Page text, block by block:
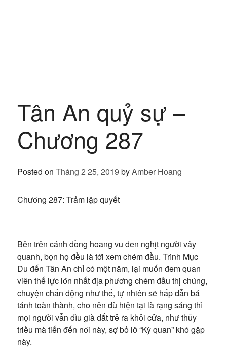
Tân An quỷ sự –
Chương 287
Posted on Tháng 2 25, 2019 byAmber Hoang
Chương 287: Trảm lập quyết
Bên trên cánh đồng hoang vu đen nghịt người vây
quanh, bọn họ đều là tới xem chém đầu. Trình Mục
Du đến Tân An chỉ có một năm, lại muốn đem quan
viên thế lực lớn nhất địa phương chém đầu thị chúng,
chuyện chấn động như thế, tự nhiên sẽ hấp dẫn bá
tánh toàn thành, cho nên dù hiện tại là rạng sáng thì
mọi người vẫn dìu già dắt trẻ ra khỏi cửa, như thủy
triều mà tiến đến nơi này, sợ bỏ lỡ “Kỳ quan” khó gặp
này.